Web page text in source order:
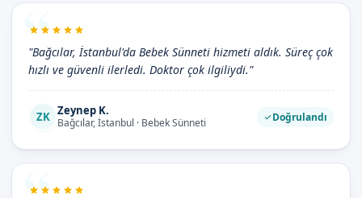
"Bağcılar, İstanbul'da Bebek Sünneti hizmeti aldık. Süreç çok
hızlı ve güvenli ilerledi. Doktor çok ilgiliydi."
ZK Zeynep K.
Bağcılar, İstanbul · Bebek Sünneti Doğrulandı